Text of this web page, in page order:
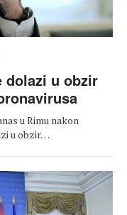
dolazi u obzir
u Rimu nakon
u obzir…